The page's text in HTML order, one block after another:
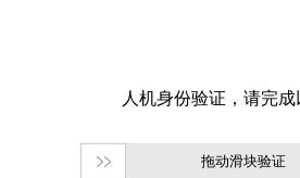
拖动滑块验证